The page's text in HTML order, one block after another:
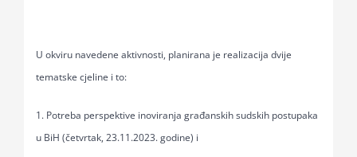
U okviru navedene aktivnosti, planirana je realizacija dvije
tematske cjeline i to:
1. Potreba perspektive inoviranja građanskih sudskih postupaka
u BiH (četvrtak, 23.11.2023.godine) i